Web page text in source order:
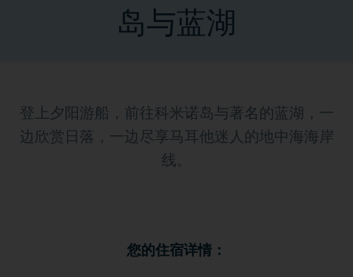
岛与蓝湖
登上夕阳游船，前往科米诺岛与著名的蓝湖，一
边欣赏日落，一边尽享马耳他迷人的地中海海岸
线。
您的住宿详情：